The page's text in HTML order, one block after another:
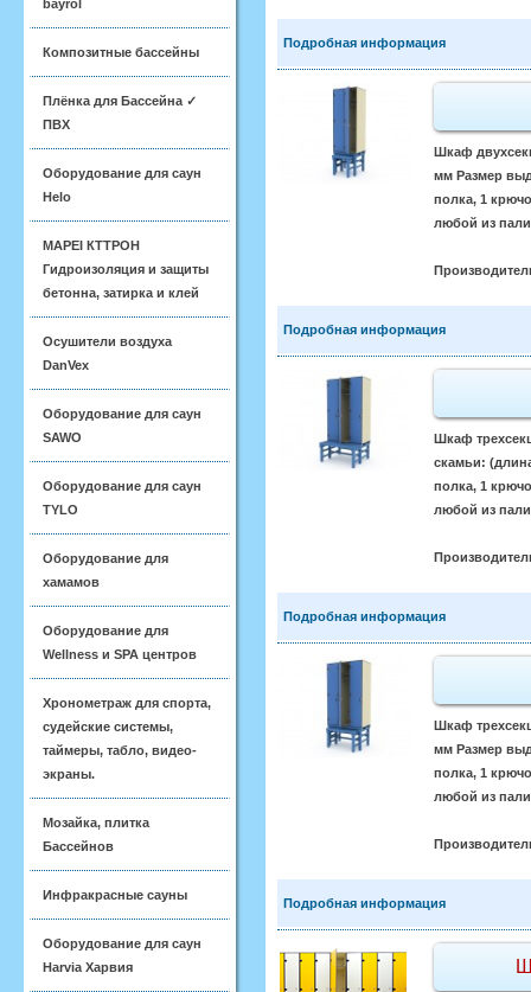
bayrol
Композитные бассейны
Плёнка для Бассейна ✓
ПВХ
Оборудование для саун
Helo
MAPEI КТТРОН
Гидроизоляция и защиты
бетонна, затирка и клей
Осушители воздуха
DanVex
Оборудование для саун
SAWO
Оборудование для саун
TYLO
Оборудование для
хамамов
Оборудование для
Wellness и SPA центров
Хронометраж для спорта,
судейские системы,
таймеры, табло, видео-
экраны.
Мозайка, плитка
Бассейнов
Инфракрасные сауны
Оборудование для саун
Harvia Харвия
Подробная информация
Шкаф
мм Размер
полка, 1
любой из
Подробная информация
Шкаф
скамьи:
полка, 1
любой из
Подробная информация
Шкаф
мм Размер
полка, 1
любой из
Подробная информация